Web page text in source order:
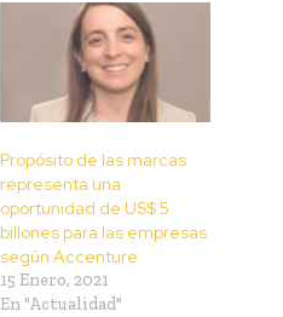
Propósito de las marcas
representa una
oportunidad de US$ 5
billones para las empresas
según Accenture
15 Enero, 2021
En "Actualidad"